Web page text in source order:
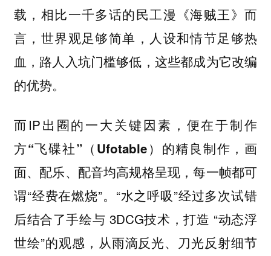
载，相比一千多话的民工漫《海贼王》而
言， 世界观足够简单，人设和情节足够热
血，路人入坑门槛够低，这些都成为它改编
的优势。
而IP出圈的一大关键因素，便在于制作
方“飞碟社”（Ufotable）的精良制作 ，画
面、配乐、配音均高规格呈现，每一帧都可
谓“经费在燃烧”。“水之呼吸”经过多次试错
后结合了手绘与 3DCG技术，打造 “动态浮
世绘”的观感，从雨滴反光、刀光反射细节